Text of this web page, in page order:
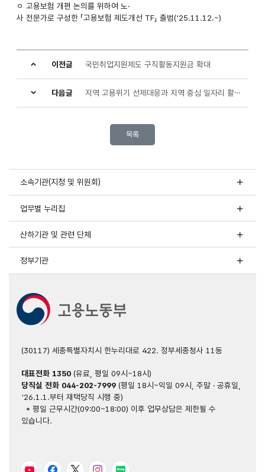
개편
보도기사
ㅇ 고용보험 개편 논의를 위하여 노·
사 전문가로 구성한 「고용보험 제도개선 TF」 출범('25.11.12.~)
이전글 국민취업지원제도 구직활동지원금 확대
다음글 지역 고용위기 선제대응과 지역 중심 일자리 활성화 기반 구축
목록
소속기관(지청 및 위원회)
업무별 누리집
산하기관 및 관련 단체
정부기관
(30117) 세종특별자치시 한누리대로 422. 정부세종청사 11동
대표전화 1350(유료, 평일 09시~18시)
당직실 전화 044-202-7999(평일 18시~익일 09시, 주말 · 공휴일,
'26.1.1.부터 재택당직 시행 중)
* 평일 근무시간(09:00~18:00) 이후 업무상담은 제한될 수
있습니다.
유튜브 페이스북트위터 인스타그램
블로그